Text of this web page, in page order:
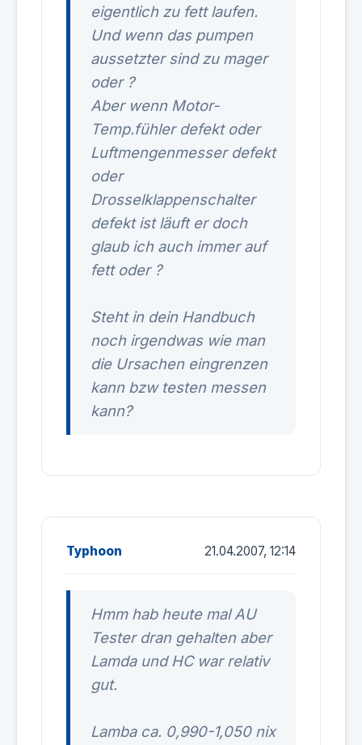
eigentlich zu fett laufen.
Und wenn das pumpen
aussetzter sind zu mager
oder ?
Aber wenn Motor-
Temp.fühler defekt oder
Luftmengenmesser defekt
oder
Drosselklappenschalter
defekt ist läuft er doch
glaub ich auch immer auf
fett oder ?
Steht in dein Handbuch
noch irgendwas wie man
die Ursachen eingrenzen
kann bzw testen messen
kann?
Typhoon 21.04.2007, 12:14
Hmm hab heute mal AU
Tester dran gehalten aber
Lamda und HC war relativ
gut.
Lamba ca. 0,990-1,050 nix